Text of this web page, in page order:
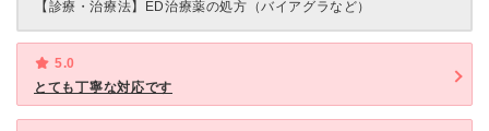
【診療・治療法】
ED治療薬の処方（バイアグラなど）
5.0
とても丁寧な対応です